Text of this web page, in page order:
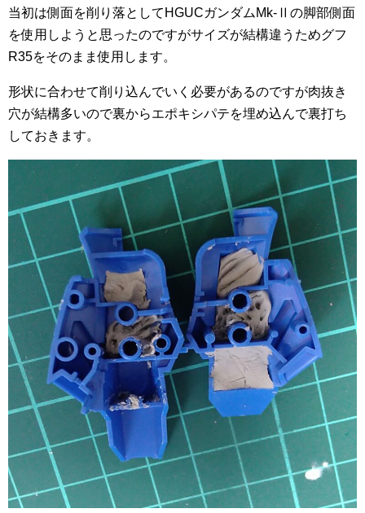
当初は側面を削り落としてHGUCガンダムMk-Ⅱの脚部側面
を使用しようと思ったのですがサイズが結構違うためグフ
R35をそのまま使用します。
形状に合わせて削り込んでいく必要があるのですが肉抜き
穴が結構多いので裏からエポキシパテを埋め込んで裏打ち
しておきます。